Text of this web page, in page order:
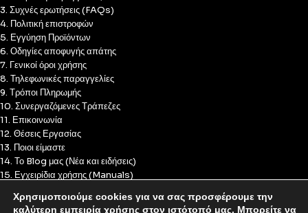
3. Συχνές ερωτήσεις (FAQs)
4. Πολιτική επιστροφών
5. Εγγύηση Προϊόντων
6. Οδηγίες αποφυγής απάτης
7. Γενικοί όροι χρήσης
8. Τηλεφωνικές παραγγελίες
9. Τρόποι Πληρωμής
10. Συνεργαζόμενες Τράπεζες
11. Επικοινωνία
12. Θέσεις Εργασίας
13. Ποιοι είμαστε
14. Το Blog μας (Νέα και ειδήσεις)
15. Εγχειρίδια χρήσης (Manuals)
17. Πολιτική Cookies
Χρησιμοποιούμε cookies για να σας προσφέρουμε την
καλύτερη εμπειρία χρήσης στον ιστότοπό μας. Μπορείτε να